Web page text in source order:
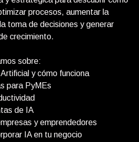
procesos, aumentar la
toma de decisiones y generar
crecimiento.
sobre:
y cómo funciona
para PyMEs
de IA
y emprendedores
IA en tu negocio